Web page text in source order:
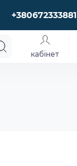
+380672333881
кабінет